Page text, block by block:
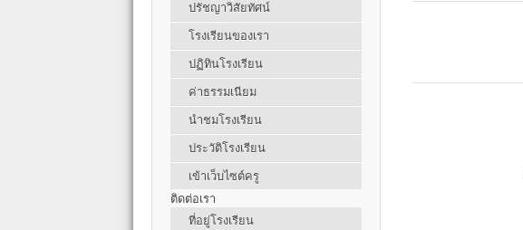
ปรัชญาวิสัยทัศน์
โรงเรียนของเรา
ปฏิทินโรงเรียน
ค่าธรรมเนียม
นำชมโรงเรียน
ประวัติโรงเรียน
เข้าเว็บไซต์ครู
ติดต่อเรา
ที่อยู่โรงเรียน